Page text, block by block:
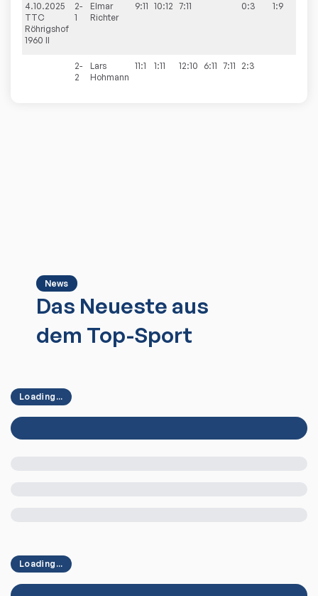
4.10.2025
TTC
Röhrigshof
1960 II
2-
1
Elmar
Richter
9:11 10:12 7:11 0:3 1:9
2-
2
Lars
Hohmann
11:1 1:11 12:10 6:11 7:11 2:3
News
Das Neueste aus
dem Top-Sport
Loading...
Loading...